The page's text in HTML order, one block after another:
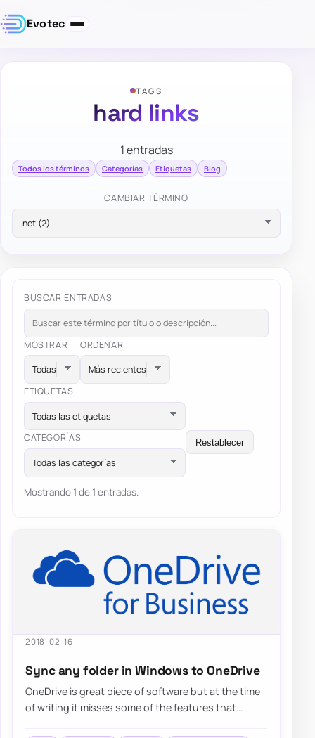
Evotec
TAGS
hard links
1 entradas
Todos los términos Categorías Etiquetas Blog
CAMBIAR TÉRMINO
BUSCAR ENTRADAS
MOSTRAR ORDENAR
ETIQUETAS
Todas las etiquetas
CATEGORÍAS
Todas las categorías
Restablecer
Mostrando 1 de 1 entradas.
2018-02-16
Sync any folder in Windows to OneDrive
OneDrive is great piece of software but at the time
of writing it misses some of the features that